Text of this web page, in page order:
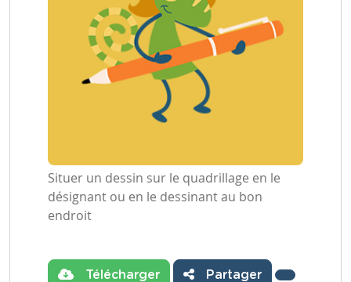
Situer un dessin sur le quadrillage en le
désignant ou en le dessinant au bon
endroit
Télécharger Partager